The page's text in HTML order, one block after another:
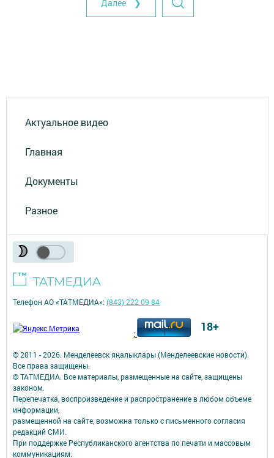
Далее ❯
Актуальное видео
Главная
Документы
Разное
© 2011 - 2026. Менделеевск яӊалыклары (Менделеевские новости).
Все права защищены.
© ТАТМЕДИА. Все материалы, размещенные на сайте, защищены
законом.
Перепечатка, воспроизведение и распространение в любом объеме
информации,
размещенной на сайте, возможна только с письменного согласия
редакций СМИ.
При поддержке Республиканского агентства по печати и массовым
коммуникациям.
Телефон АО «ТАТМЕДИА»:(843) 222 09 84
; 18+